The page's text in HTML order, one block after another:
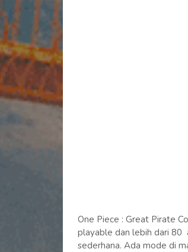
One Piece : Great Pirate
playable dan lebih dari 80
sederhana. Ada mode di